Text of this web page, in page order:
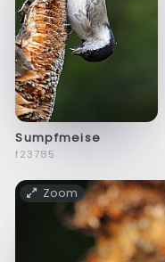
Sumpfmeise
f23785
Zoom